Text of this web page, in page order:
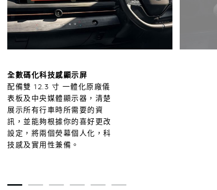
全數碼化科技感顯示屏
配備雙 12.3 寸 一體化原廠儀
表板及中央媒體顯示器，清楚
展示所有行車時所需要的資
訊，並能夠根據你的喜好更改
設定，將兩個熒幕個人化，科
技感及實用性兼備。
1 2 3 4 5 6